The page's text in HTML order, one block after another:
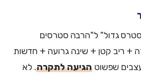
גדול" ל"הרבה סטרסים
+ ריב קטן + שינה גרועה + חדשות
שפשוטהגיעה לתקרה. לא